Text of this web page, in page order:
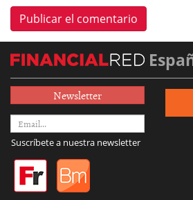
Newsletter
Suscríbete a nuestra newsletter